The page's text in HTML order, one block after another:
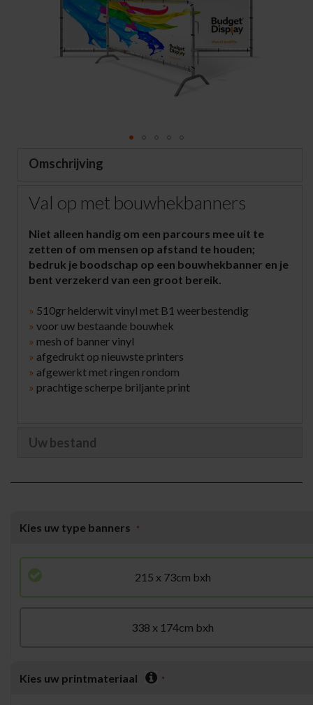
beginning
images
gallery
Omschrijving
Val op met bouwhekbanners
Niet alleen handig om een parcours mee uit te
zetten of om mensen op afstand te houden;
bedruk je boodschap op een bouwhekbanner en je
bent verzekerd van een groot bereik.
» 510gr helderwit vinyl met B1 weerbestendig
» voor uw bestaande bouwhek
» mesh of banner vinyl
» afgedrukt op nieuwste printers
» afgewerkt met ringen rondom
» prachtige scherpe briljante print
Uw bestand
Kies uw type banners
215 x 73cm bxh
338 x 174cm bxh
Kies uw printmateriaal